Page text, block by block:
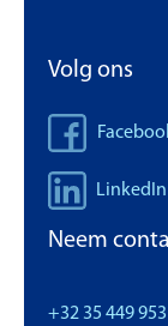
Volg ons
LinkedIn
Neem
+32 35 449 953